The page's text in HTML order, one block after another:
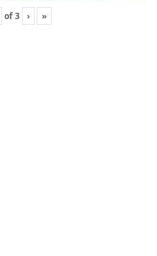
of3 › »